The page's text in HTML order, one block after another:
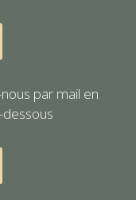
par mail en
dessous